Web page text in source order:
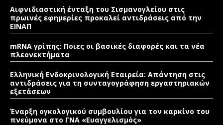
Αιφνιδιαστική ένταξη του Σισμανογλείου στις
πρωινές εφημερίες προκαλεί αντιδράσεις από την
ΕΙΝΑΠ
mRNA γρίπης: Ποιες οι βασικές διαφορές και τα νέα
πλεονεκτήματα
Ελληνική Ενδοκρινολογική Εταιρεία: Απάντηση στις
αντιδράσεις για τη συνταγογράφηση εργαστηριακών
εξετάσεων
Έναρξη ογκολογικού συμβουλίου για τον καρκίνο του
πνεύμονα στο ΓΝΑ «Ευαγγελισμός»